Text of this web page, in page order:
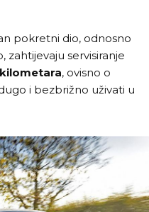
pokretni dio, odnosno
servisiranje
, ovisno o
i bezbrižno uživati u